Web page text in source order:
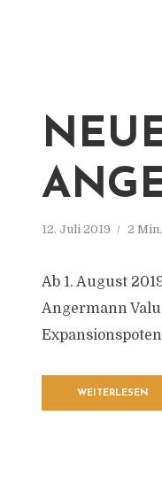
12. Juli 2019 2
Ab 1. August
Angermann
WEITERLESEN